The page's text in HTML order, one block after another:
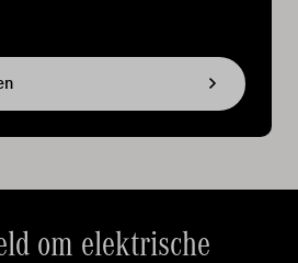
om elektrische